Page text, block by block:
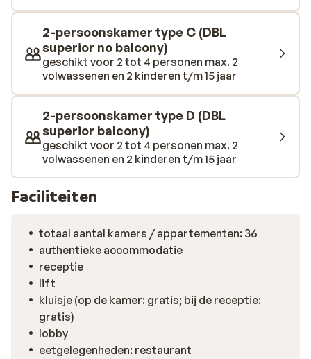
2-persoonskamer type C (DBL
superior no balcony)
geschikt voor 2 tot 4 personen max. 2
volwassenen en 2 kinderen t/m 15 jaar
2-persoonskamer type D (DBL
superior balcony)
geschikt voor 2 tot 4 personen max. 2
volwassenen en 2 kinderen t/m 15 jaar
Faciliteiten
totaal aantal kamers / appartementen: 36
authentieke accommodatie
receptie
lift
kluisje (op de kamer: gratis; bij de receptie:
gratis)
lobby
eetgelegenheden: restaurant